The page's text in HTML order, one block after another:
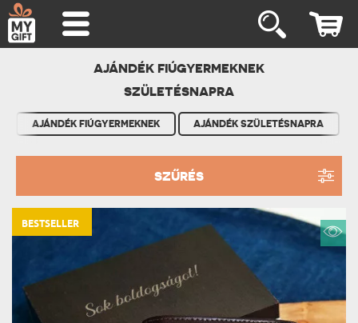
AJÁNDÉK FIÚGYERMEKNEK
SZÜLETÉSNAPRA
AJÁNDÉK FIÚGYERMEKNEK AJÁNDÉK SZÜLETÉSNAPRA
SZŰRÉS
BESTSELLER